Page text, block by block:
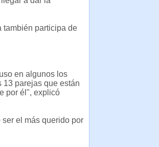
también participa de
en algunos los
13 parejas que están
por él", explicó
el más querido por